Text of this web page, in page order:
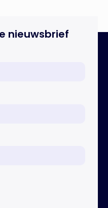
nieuwsbrief